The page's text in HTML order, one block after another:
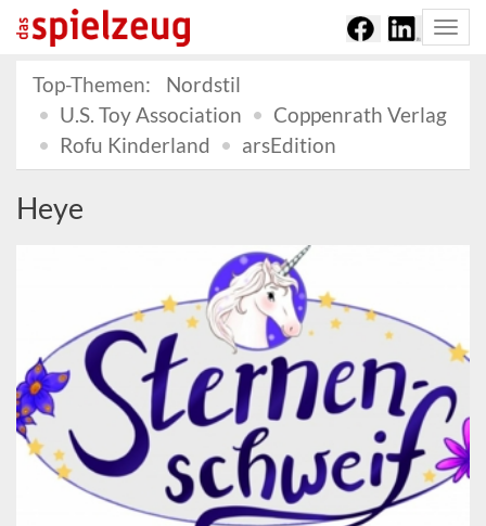
Top-Themen:
Nordstil
U.S. Toy Association
Coppenrath Verlag
Rofu Kinderland
arsEdition
Heye